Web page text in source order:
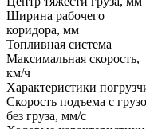
Ширина рабочего
коридора, мм
Топливная система
Максимальная скорость,
км/ч
Характеристики
Скорость подъема с
без груза, мм/с